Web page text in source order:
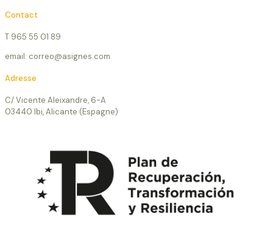
Contact
T 965 55 01 89
email: correo@asignes.com
Adresse
C/ Vicente Aleixandre, 6-A
03440 Ibi, Alicante (Espagne)